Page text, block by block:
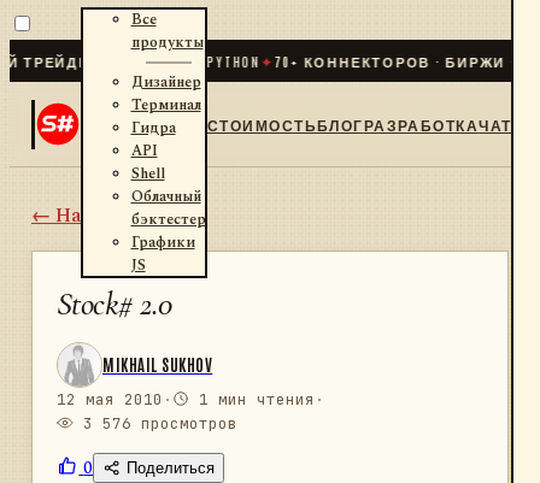
ДЛЯ .NET И PYTHON✦70+ КОННЕКТОРОВ · БИРЖИ ·
Все
продукты
Дизайнер
Терминал
Гидра
API
Shell
Облачный
бэктестер
Графики
JS
СТОИМОСТЬБЛОГРАЗРАБОТКАЧАТ
← Назад
Stock# 2.0
MIKHAIL SUKHOV
12 мая 2010 · 1 мин чтения ·
3 576 просмотров
0 Поделиться